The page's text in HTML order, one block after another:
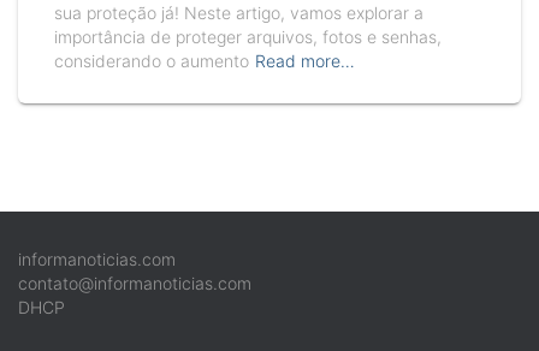
sua proteção já! Neste artigo, vamos explorar a
importância de proteger arquivos, fotos e senhas,
considerando o aumento Read more…
informanoticias.com
contato@informanoticias.com
DHCP